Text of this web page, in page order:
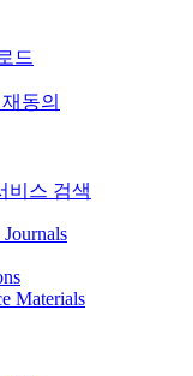
드
동의
비스 검색
Materials